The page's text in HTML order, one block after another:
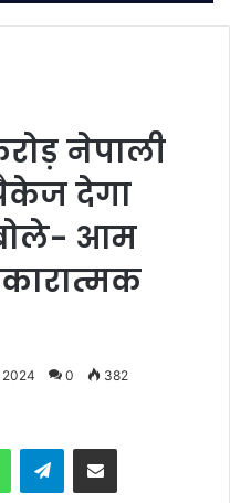
नेपाली
देगा
आम
2024 0 382
WhatsAppTelegramShare via Email